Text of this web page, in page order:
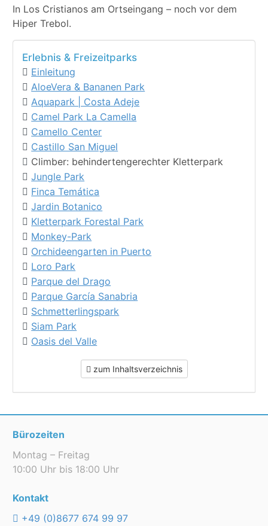
In Los Cristianos am Ortseingang – noch vor dem
Hiper Trebol.
Erlebnis & Freizeitparks
Einleitung
AloeVera & Bananen Park
Aquapark | Costa Adeje
Camel Park La Camella
Camello Center
Castillo San Miguel
Climber: behindertengerechter Kletterpark
Jungle Park
Finca Temática
Jardin Botanico
Kletterpark Forestal Park
Monkey-Park
Orchideengarten in Puerto
Loro Park
Parque del Drago
Parque García Sanabria
Schmetterlingspark
Siam Park
Oasis del Valle
zum Inhaltsverzeichnis
Bürozeiten
Montag – Freitag
10:00 Uhr bis 18:00 Uhr
Kontakt
+49 (0)8677 674 99 97